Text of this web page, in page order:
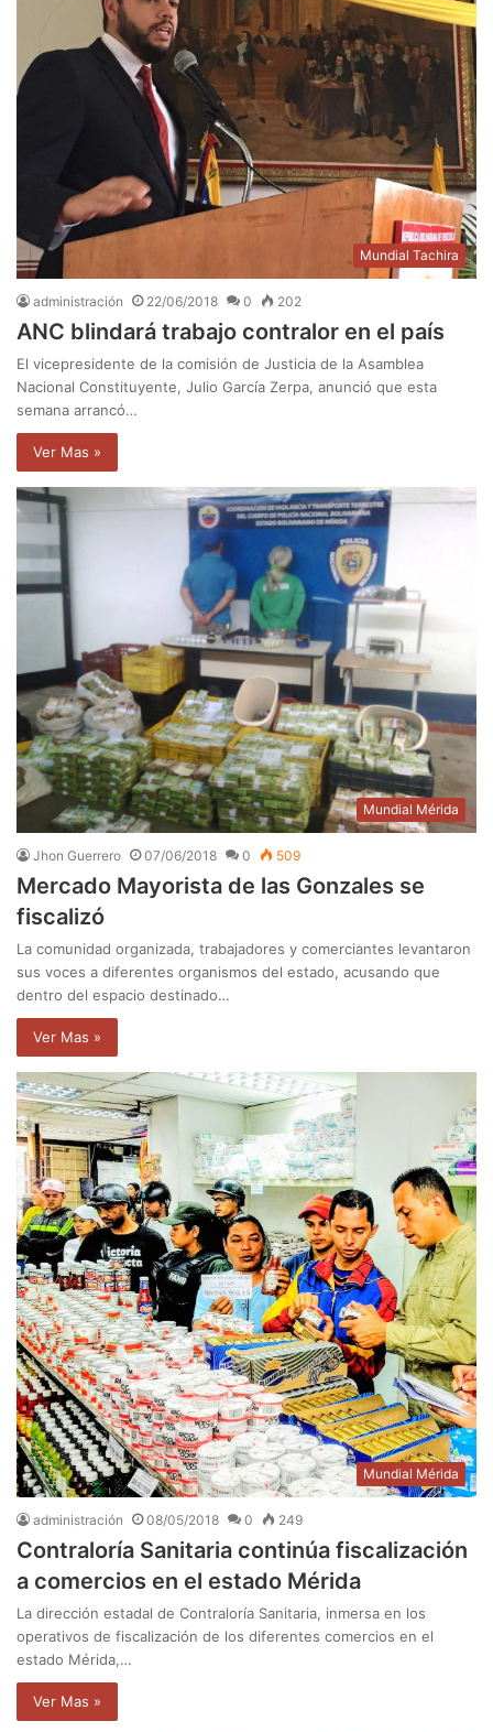
Mundial Tachira
administración 22/06/2018 0 202
ANC blindará trabajo contralor en el país
El vicepresidente de la comisión de Justicia de la Asamblea
Nacional Constituyente, Julio García Zerpa, anunció que esta
semana arrancó…
Ver Mas »
Mundial Mérida
Jhon Guerrero 07/06/2018 0 509
Mercado Mayorista de las Gonzales se
fiscalizó
La comunidad organizada, trabajadores y comerciantes levantaron
sus voces a diferentes organismos del estado, acusando que
dentro del espacio destinado…
Ver Mas »
Mundial Mérida
administración 08/05/2018 0 249
Contraloría Sanitaria continúa fiscalización
a comercios en el estado Mérida
La dirección estadal de Contraloría Sanitaria, inmersa en los
operativos de fiscalización de los diferentes comercios en el
estado Mérida,…
Ver Mas »